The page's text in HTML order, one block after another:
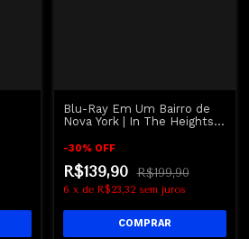
Blu-Ray Em Um Bairro de
Nova York | In The Heights -
-30% OFF
R$139,90 R$199,90
6 x de R$23,32 sem juros